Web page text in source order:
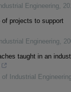
Engineering,
of projects to support
Engineering,
taught in an
Industrial Engineering